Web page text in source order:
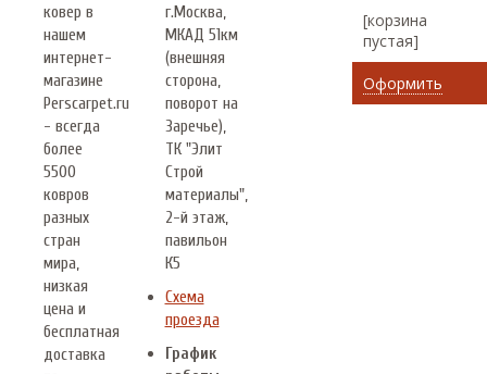
ковер в
нашем
интернет-
магазине
Perscarpet.ru
- всегда
более
5500
ковров
разных
стран
мира,
низкая
цена и
бесплатная
доставка
г.Москва
МКАД 51км
(внешняя
сторона,
поворот на
Заречье),
ТК "Элит
Строй
материалы",
2-й этаж,
павильон
К5
Схема
проезда
График
[корзина
пустая]
Оформить